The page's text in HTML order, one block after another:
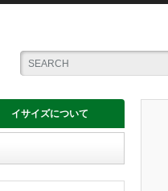
イサイズについて